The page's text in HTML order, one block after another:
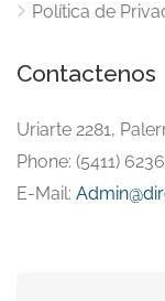
Política de
Contactenos
Uriarte 2281,
Phone: (5411)
E-Mail: